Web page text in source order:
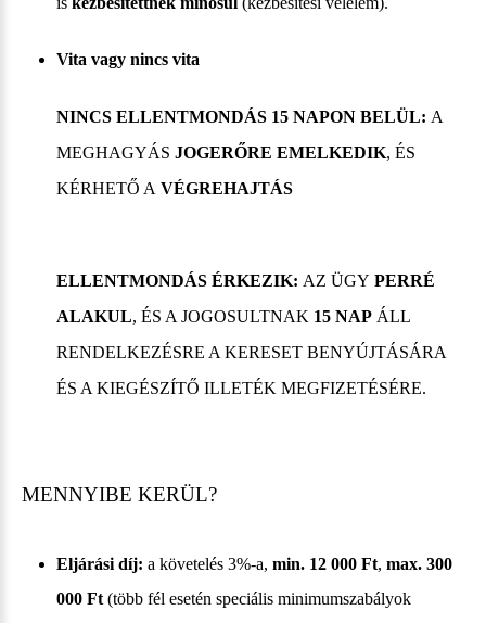
Vita vagy nincs vita
NINCS ELLENTMONDÁS 15 NAPON BELÜL: A
MEGHAGYÁS JOGERŐRE EMELKEDIK, ÉS
KÉRHETŐ A VÉGREHAJTÁS
ELLENTMONDÁS ÉRKEZIK: AZ ÜGY PERRÉ
ALAKUL, ÉS A JOGOSULTNAK 15 NAP ÁLL
RENDELKEZÉSRE A KERESET BENYÚJTÁSÁRA
ÉS A KIEGÉSZÍTŐ ILLETÉK MEGFIZETÉSÉRE.
MENNYIBE KERÜL?
Eljárási díj: a követelés 3%-a, min. 12 000 Ft, max. 300
000 Ft (több fél esetén speciális minimumszabályok